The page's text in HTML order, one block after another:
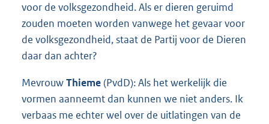
voor de volksgezondheid. Als er dieren geruimd
zouden moeten worden vanwege het gevaar voor
de volksgezondheid, staat de Partij voor de Dieren
daar dan achter?
MevrouwThieme(PvdD): Als het werkelijk die
vormen aanneemt dan kunnen we niet anders. Ik
verbaas me echter wel over de uitlatingen van de